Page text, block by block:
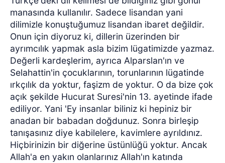
manasında kullanılır. Sadece lisandan yani
dilimizle konuştuğumuz lisandan ibaret değildir.
Onun için diyoruz ki, dillerin üzerinden bir
ayrımcılık yapmak asla bizim lügatimizde yazmaz.
Değerli kardeşlerim, ayrıca Alparslan'ın ve
Selahattin'in çocuklarının, torunlarının lügatinde
ırkçılık da yoktur, faşizm de yoktur. O da bize çok
açık şekilde Hucurat Suresi'nin 13. ayetinde ifade
ediliyor. Yani 'Ey insanlar biliniz ki hepiniz bir
anadan bir babadan doğdunuz. Sonra birleşip
tanışasınız diye kabilelere, kavimlere ayrıldınız.
Hiçbirinizin bir diğerine üstünlüğü yoktur. Ancak
Allah'a en yakın olanlarınız Allah'ın katında